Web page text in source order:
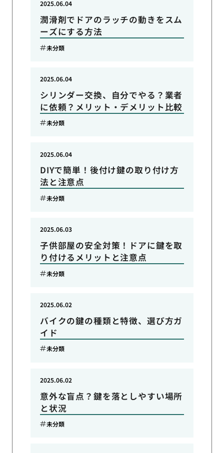
潤滑剤でドアのラッチの動きをスム
ーズにする方法
2025.06.04
未分類
シリンダー交換、自分でやる？業者
に依頼？メリット・デメリット比較
2025.06.04
未分類
DIYで簡単！後付け鍵の取り付け方
法と注意点
2025.06.04
未分類
子供部屋の安全対策！ドアに鍵を取
り付けるメリットと注意点
2025.06.03
未分類
バイクの鍵の種類と特徴、選び方ガ
イド
2025.06.02
未分類
意外な盲点？鍵を落としやすい場所
と状況
2025.06.02
未分類